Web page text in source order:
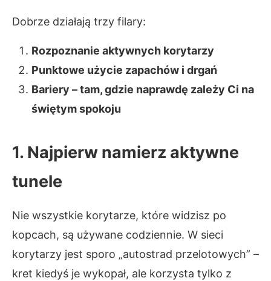
Dobrze działają trzy filary:
Rozpoznanie aktywnych korytarzy
Punktowe użycie zapachów i drgań
Bariery – tam, gdzie naprawdę zależy Ci na
świętym spokoju
1. Najpierw namierz aktywne
tunele
Nie wszystkie korytarze, które widzisz po
kopcach, są używane codziennie. W sieci
korytarzy jest sporo „autostrad przelotowych” –
kret kiedyś je wykopał, ale korzysta tylko z